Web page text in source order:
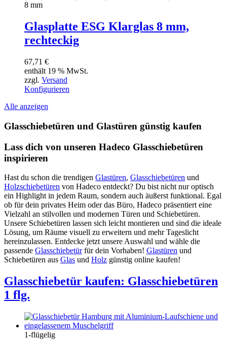
8 mm
Glasplatte ESG Klarglas 8 mm,
rechteckig
67,71 €
enthält 19 % MwSt.
zzgl. Versand
Konfigurieren
Alle anzeigen
Glasschiebetüren und Glastüren günstig kaufen
Lass dich von unseren Hadeco Glasschiebetüren
inspirieren
Hast du schon die trendigen Glastüren, Glasschiebetüren und
Holzschiebetüren von Hadeco entdeckt? Du bist nicht nur optisch
ein Highlight in jedem Raum, sondern auch äußerst funktional. Egal
ob für dein privates Heim oder das Büro, Hadeco präsentiert eine
Vielzahl an stilvollen und modernen Türen und Schiebetüren.
Unsere Schiebetüren lassen sich leicht montieren und sind die ideale
Lösung, um Räume visuell zu erweitern und mehr Tageslicht
hereinzulassen. Entdecke jetzt unsere Auswahl und wähle die
passende Glasschiebetürfür dein Vorhaben! Glastüren und
Schiebetüren aus Glas und Holz günstig online kaufen!
Glasschiebetür kaufen: Glasschiebetüren
1 flg.
1-flügelig